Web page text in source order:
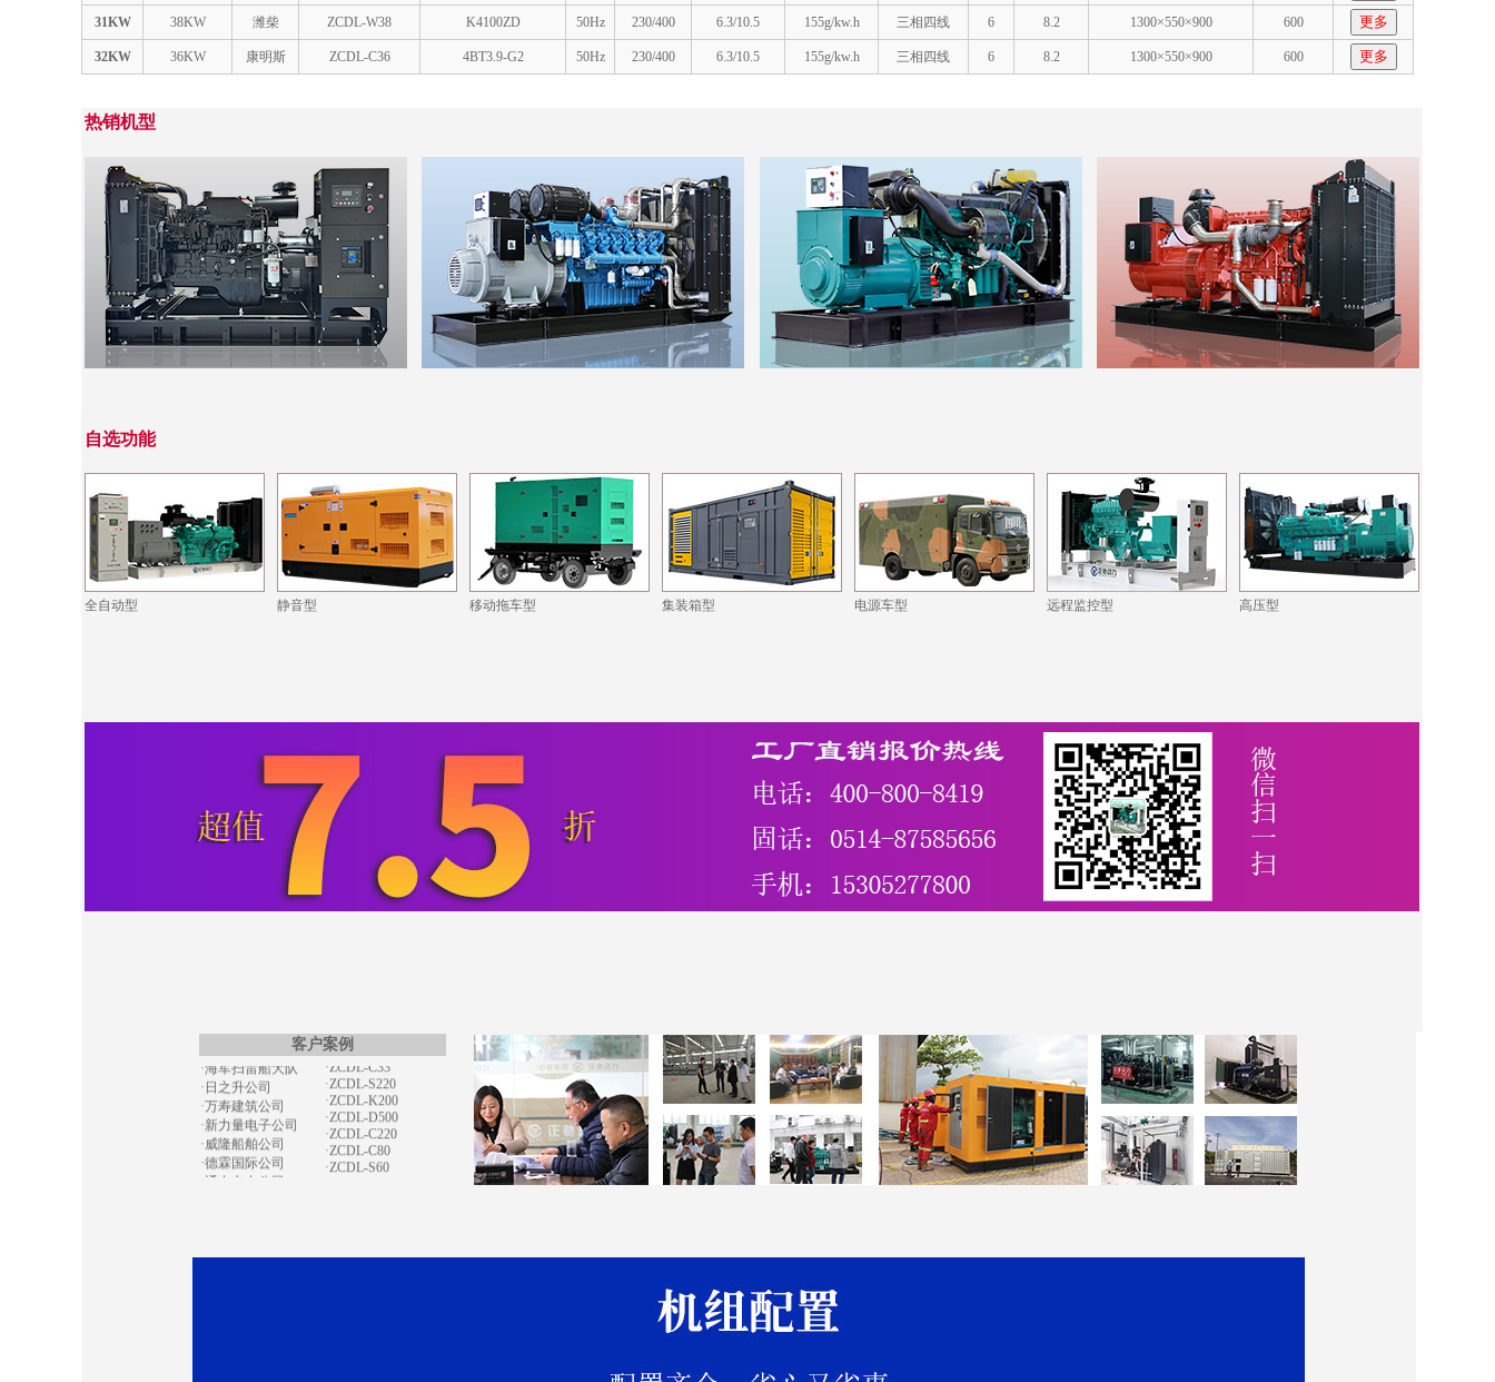
31KW 38KW 潍柴 ZCDL-W38 K4100ZD 50Hz 230/400 6.3/10.5 155g/kw.h 三相四线 6 8.2 1300×550×900 600 更多
32KW 36KW 康明斯 ZCDL-C36 4BT3.9-G2 50Hz 230/400 6.3/10.5 155g/kw.h 三相四线 6 8.2 1300×550×900 600 更多
热销机型
自选功能
全自动型 静音型 移动拖车型 集装箱型 电源车型 远程监控型 高压型
客户案例
·文昌地产公司
·东润机电公司
·中富置业公司
·宝德建筑公司
·巨霸机电公司
·万寿建筑公司
·新力量电子公司
·威隆船舶公司
·德霖国际公司
·通力电力公司
·宏祥地产公司
·运通涂装公司
·ZCDL-Y250S
·ZCDL-C800
·ZCDL-C88S
·ZCDL-S220
·ZCDL-C1000
·ZCDL-S280
·ZCDL-C280
·ZCDL-S350
·ZCDL-C1500
·ZCDL-C50S
·ZCDL-S220
·ZCDL-K200
·ZCDL-D500
·ZCDL-C220
·ZCDL-C80
·ZCDL-S60
·ZCDL-S280
·CZDL-S200
·ZCDL-J1320
·ZCDL-K500